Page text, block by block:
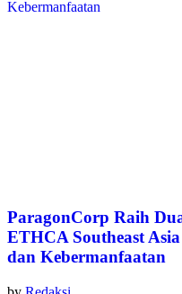
ParagonCorp Raih
ETHCA Southeast
dan Kebermanfaatan